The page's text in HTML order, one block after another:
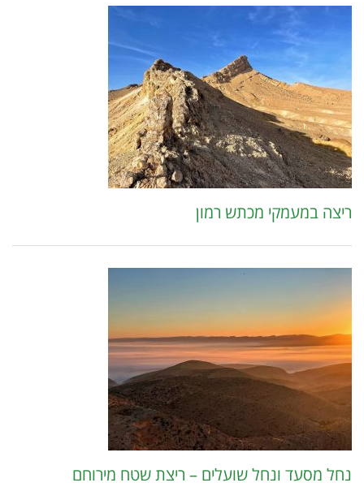
ריצה במעמקי מכתש רמון
נחל מסעד ונחל שועלים – ריצת שטח מירוחם